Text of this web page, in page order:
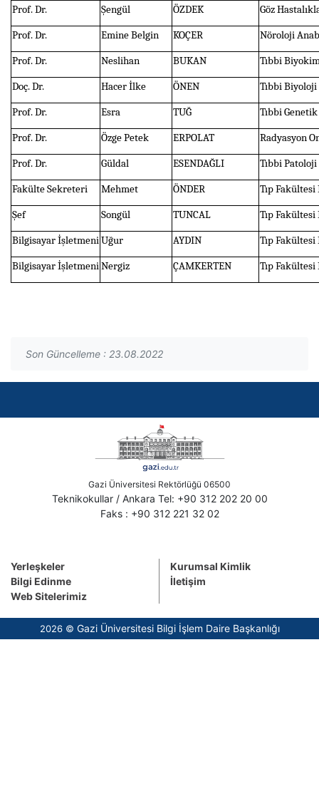
Prof. Dr.
Şengül ÖZDEK
Göz
Prof. Dr.
Emine Belgin KOÇER
Nöroloji
Prof. Dr.
Neslihan BUKAN
Tıbbi
Doç. Dr.
Hacer İlke ÖNEN
Tıbbi
Prof. Dr.
Esra TUĞ
Tıbbi
Prof. Dr.
Özge Petek ERPOLAT
Radyasyon
Prof. Dr.
Güldal ESENDAĞLI
Tıbbi
Fakülte Sekreteri
Mehmet ÖNDER
Tıp Fakültesi
Şef
Songül TUNCAL
Tıp Fakültesi
Bilgisayar İşletmeniUğur AYDIN
Tıp Fakültesi
Bilgisayar İşletmeniNergiz ÇAMKERTEN Tıp Fakültesi
Son Güncelleme : 23.08.2022
Gazi Üniversitesi Rektörlüğü 06500
Teknikokullar / Ankara Tel: +90 312 202 20 00
Faks : +90 312 221 32 02
Yerleşkeler
Bilgi Edinme
Web Sitelerimiz
Kurumsal Kimlik
İletişim
2026 © Gazi Üniversitesi Bilgi İşlem Daire Başkanlığı